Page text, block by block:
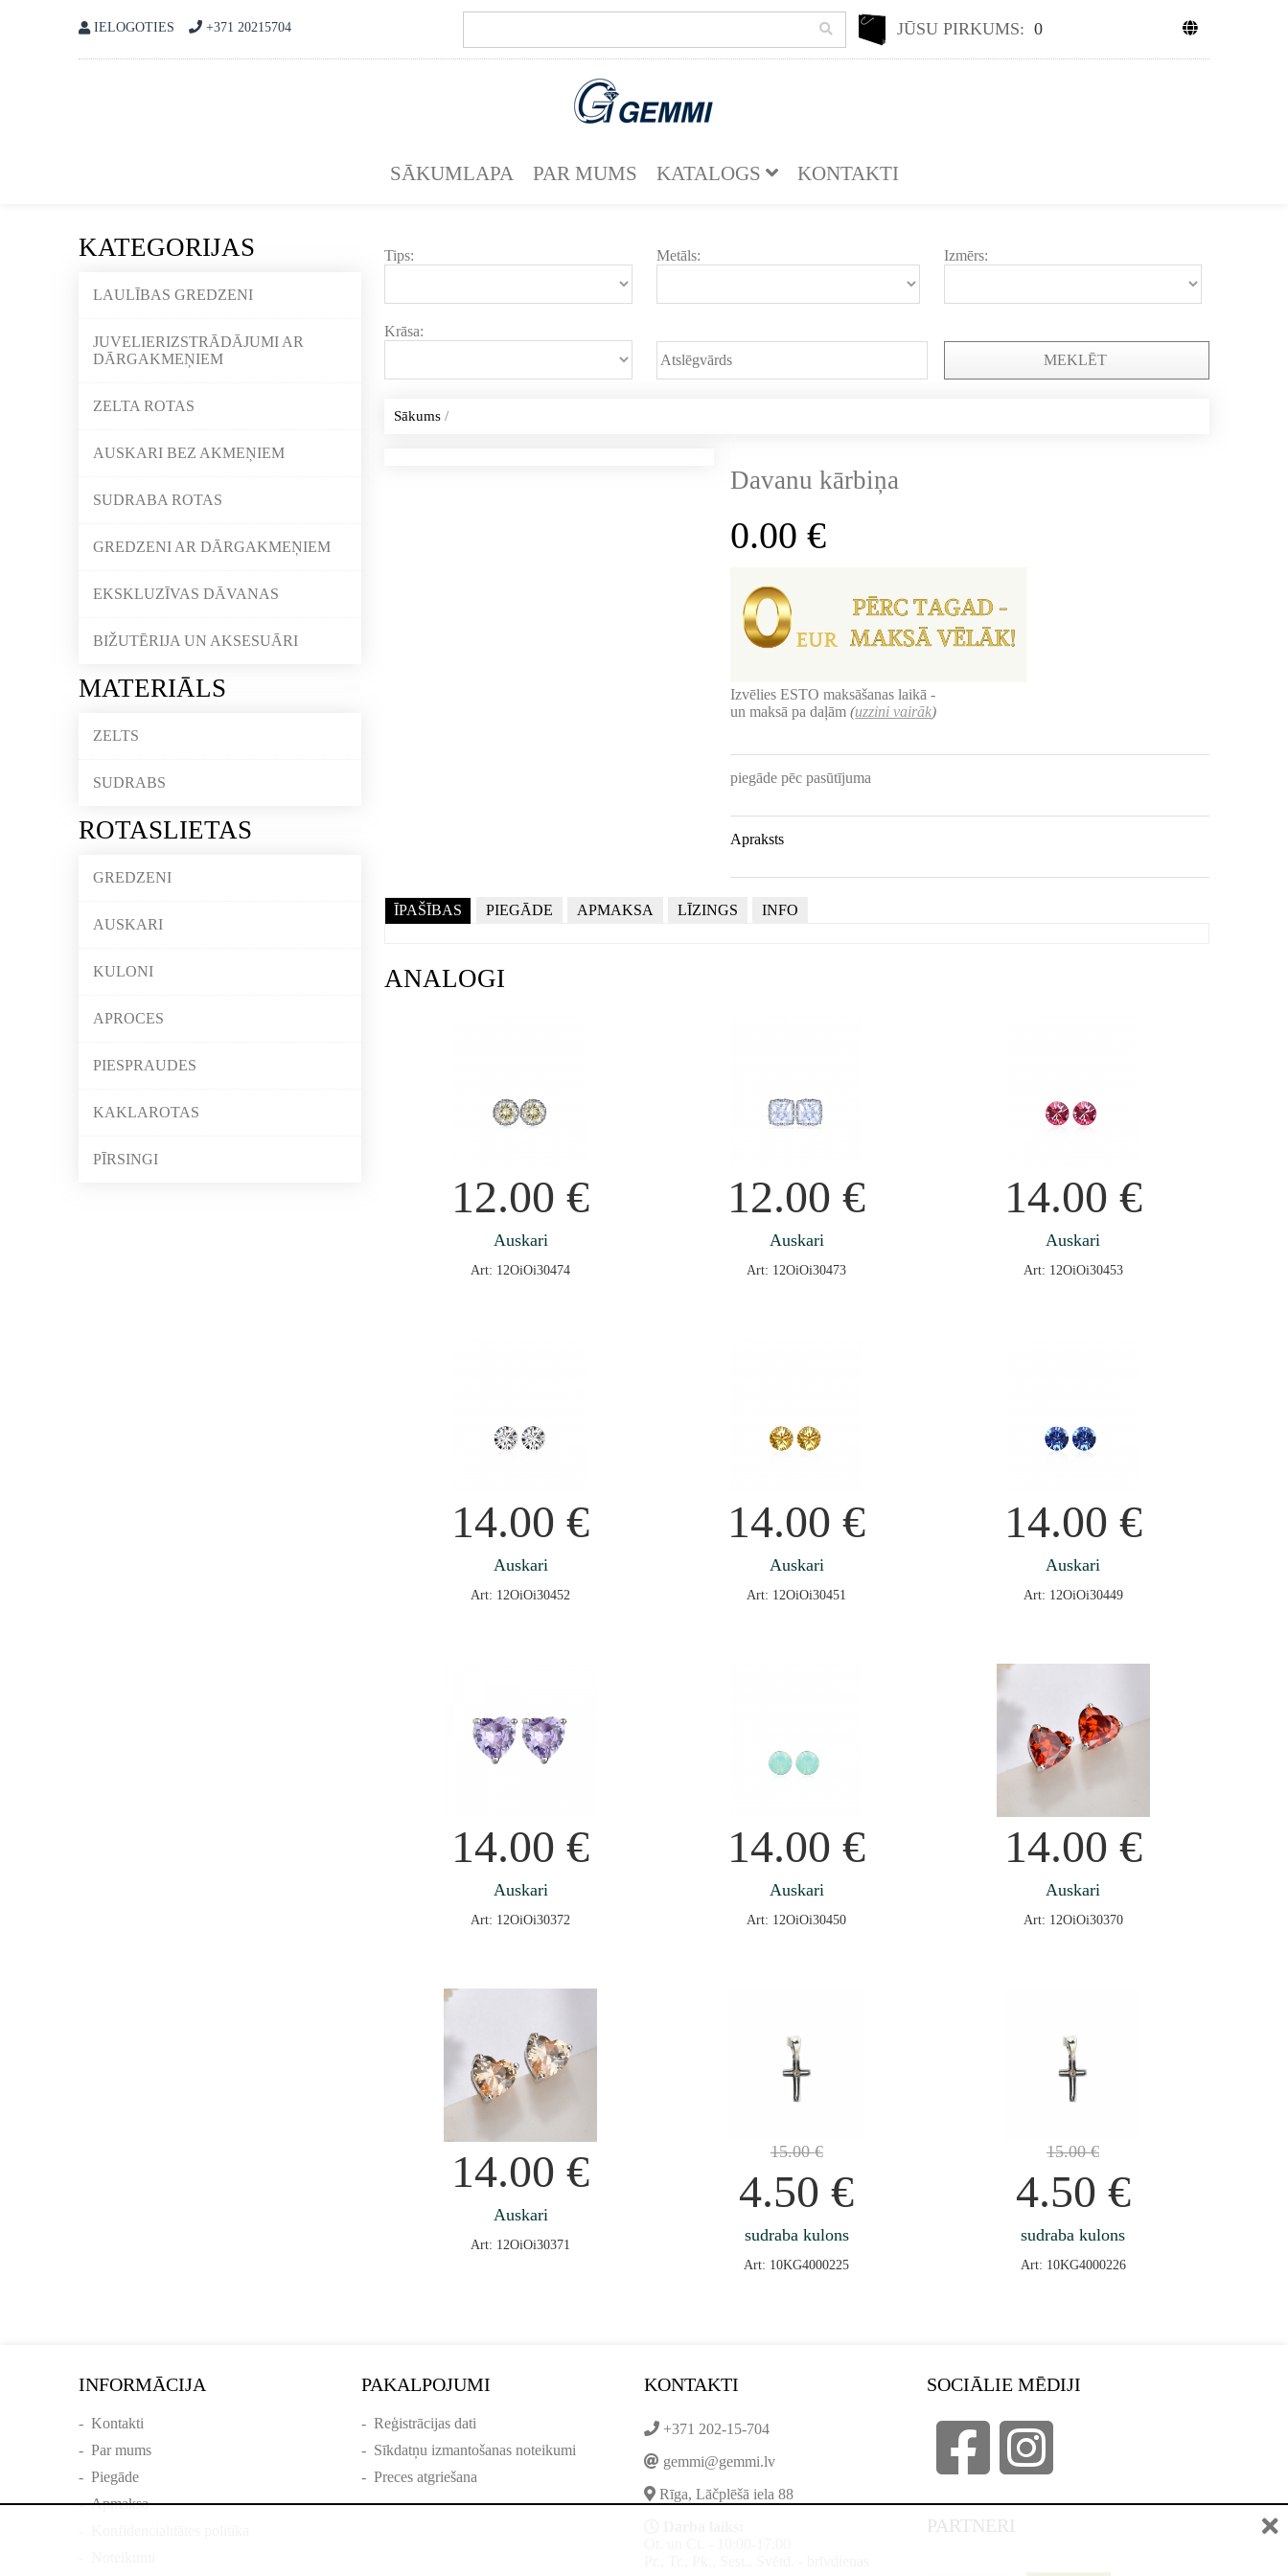
IELOGOTIES +371 20215704 JŪSU PIRKUMS: 0
SĀKUMLAPA PAR MUMS KATALOGS KONTAKTI
KATEGORIJAS
LAULĪBAS GREDZENI
JUVELIERIZSTRĀDĀJUMI AR
DĀRGAKMEŅIEM
ZELTA ROTAS
AUSKARI BEZ AKMEŅIEM
SUDRABA ROTAS
GREDZENI AR DĀRGAKMEŅIEM
EKSKLUZĪVAS DĀVANAS
BIŽUTĒRIJA UN AKSESUĀRI
MATERIĀLS
ZELTS
SUDRABS
ROTASLIETAS
GREDZENI
AUSKARI
KULONI
APROCES
PIESPRAUDES
KAKLAROTAS
PĪRSINGI
Tips: Metāls: Izmērs:
Krāsa:
MEKLĒT
Sākums/
Davanu kārbiņa
0.00€
Izvēlies ESTO maksāšanas laikā -
un maksā pa daļām(uzzini vairāk)
piegāde pēc pasūtījuma
Apraksts
ĪPAŠĪBAS PIEGĀDE APMAKSA LĪZINGS INFO
ANALOGI
12.00€
Auskari
Art: 12OiOi30474
12.00€
Auskari
Art: 12OiOi30473
14.00 €
Auskari
Art: 12OiOi30453
14.00€
Auskari
Art: 12OiOi30452
14.00€
Auskari
Art: 12OiOi30451
14.00 €
Auskari
Art: 12OiOi30449
14.00€
Auskari
Art: 12OiOi30372
14.00€
Auskari
Art: 12OiOi30450
14.00 €
Auskari
Art: 12OiOi30370
14.00€
Auskari
Art: 12OiOi30371
15.00€
4.50€
sudraba kulons
Art: 10KG4000225
15.00€
4.50 €
sudraba kulons
Art: 10KG4000226
INFORMĀCIJA
- Kontakti
- Par mums
- Piegāde
-Apmaksa
PAKALPOJUMI
- Reģistrācijas dati
- Sīkdatņu izmantošanas noteikumi
- Preces atgriešana
KONTAKTI
+371 202-15-704
gemmi@gemmi.lv
Rīga, Lāčplēšā iela 88
SOCIĀLIE MĒDIJI
PARTNERI